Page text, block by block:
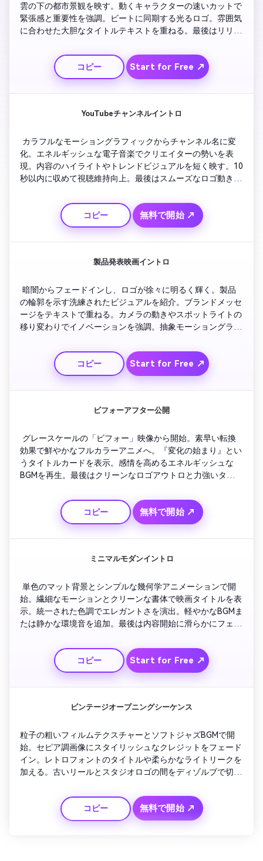
雲の下の都市景観を映す。動くキャラクターの速いカットで
緊張感と重要性を強調。ビートに同期する光るロゴ。雰囲気
に合わせた大胆なタイトルテキストを重ねる。最後はリリー
コピー Start for Free ↗
YouTubeチャンネルイントロ
カラフルなモーショングラフィックからチャンネル名に変
化。エネルギッシュな電子音楽でクリエイターの勢いを表
現。内容のハイライトやトレンドビジュアルを短く映す。10
秒以内に収めて視聴維持向上。最後はスムーズなロゴ動きに
コピー
無料で開始 ↗
製品発表映画イントロ
暗闇からフェードインし、ロゴが徐々に明るく輝く。製品
の輪郭を示す洗練されたビジュアルを紹介。ブランドメッセ
ージをテキストで重ねる。カメラの動きやスポットライトの
移り変わりでイノベーションを強調。抽象モーショングラフ
コピー Start for Free ↗
ビフォーアフター公開
グレースケールの「ビフォー」映像から開始。素早い転換
効果で鮮やかなフルカラーアニメへ。『変化の始まり』とい
うタイトルカードを表示。感情を高めるエネルギッシュな
BGMを再生。最後はクリーンなロゴアウトロと力強いタイポ
コピー 無料で開始 ↗
ミニマルモダンイントロ
単色のマット背景とシンプルな幾何学アニメーションで開
始。繊細なモーションとクリーンな書体で映画タイトルを表
示。統一された色調でエレガントさを演出。軽やかなBGMま
たは静かな環境音を追加。最後は内容開始に滑らかにフェー
コピー Start for Free ↗
ビンテージオープニングシーケンス
粒子の粗いフィルムテクスチャーとソフトジャズBGMで開
始。セピア調画像にスタイリッシュなクレジットをフェード
イン。レトロフォントのタイトルや柔らかなライトリークを
加える。古いリールとスタジオロゴの間をディゾルブで切り
コピー
無料で開始 ↗